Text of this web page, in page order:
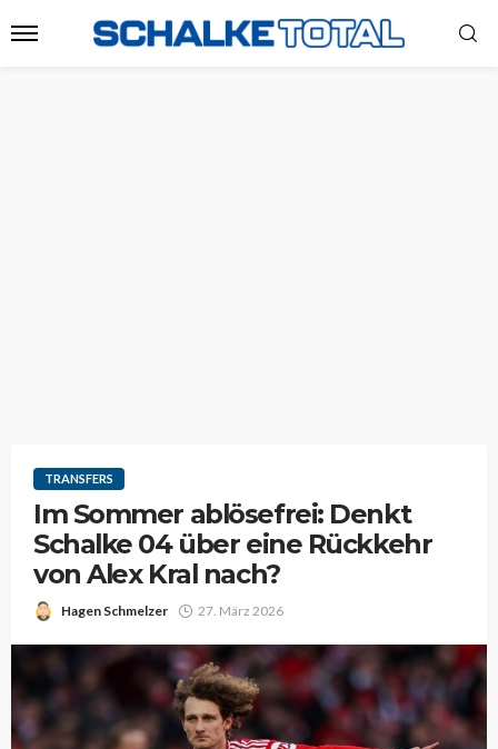
TRANSFERS
Im Sommer ablösefrei: Denkt
Schalke 04 über eine Rückkehr
von Alex Kral nach?
Hagen Schmelzer 27. März 2026